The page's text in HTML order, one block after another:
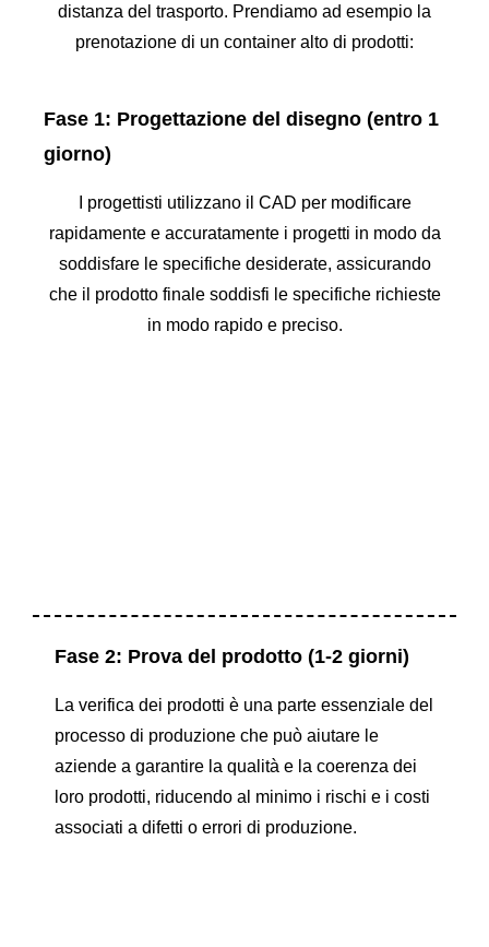
distanza del trasporto. Prendiamo ad esempio la
prenotazione di un container alto di prodotti:
Fase 1: Progettazione del disegno (entro 1
giorno)
I progettisti utilizzano il CAD per modificare
rapidamente e accuratamente i progetti in modo da
soddisfare le specifiche desiderate, assicurando
che il prodotto finale soddisfi le specifiche richieste
in modo rapido e preciso.
Fase 2: Prova del prodotto (1-2 giorni)
La verifica dei prodotti è una parte essenziale del
processo di produzione che può aiutare le
aziende a garantire la qualità e la coerenza dei
loro prodotti, riducendo al minimo i rischi e i costi
associati a difetti o errori di produzione.